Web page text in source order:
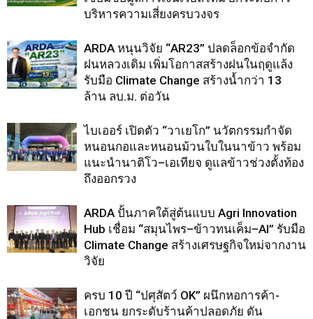
บริหารความเสี่ยงครบวงจร
ARDA หนุนวิจัย “AR23” ปลดล็อกข้อจำกัด
ฝนหลวงเดิม เพิ่มโอกาสสร้างฝนในฤดูแล้ง
รับมือ Climate Change สร้างน้ำกว่า 13
ล้าน ลบ.ม. ต่อวัน
ไบเออร์ เปิดตัว “วาเยโก” นวัตกรรมกำจัด
หนอนกอและหนอนม้วนใบในนาข้าว พร้อม
แนะนำนาติโว–เอเทียจ ดูแลข้าวช่วงตั้งท้อง
ถึงออกรวง
ARDA ปั้นภาคใต้สู่ต้นแบบ Agri Innovation
Hub เชื่อม “สมุนไพร–ข้าวทนเค็ม–AI” รับมือ
Climate Change สร้างเศรษฐกิจใหม่จากงาน
วิจัย
ครบ 10 ปี “ปศุสัตว์ OK” ผนึกหอการค้า-
เอกชน ยกระดับร้านค้าปลอดภัย ดัน